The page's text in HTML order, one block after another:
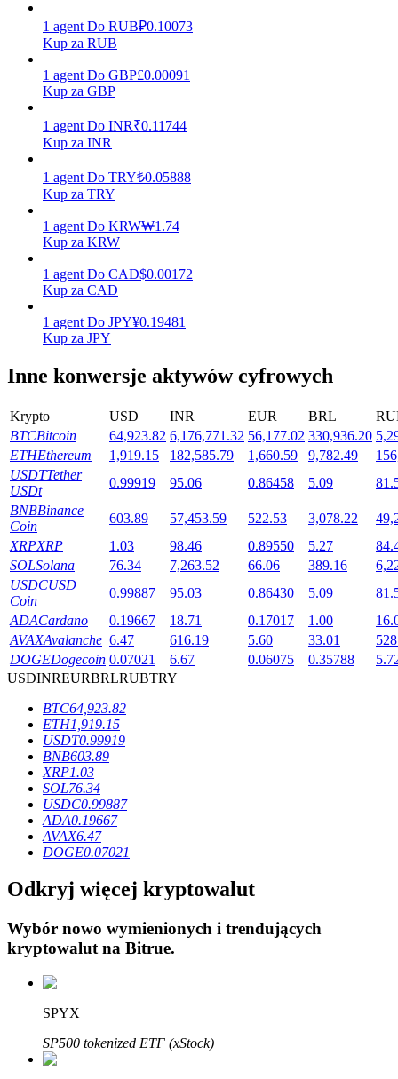
Mocna Świnka
Stawianie
Wysokie zyski i natychmiastowy dostęp
Launchpool
Elastyczne stawianie zakładów, aby zarabiać na popularnych
Blokady BTR
Ekskluzywne inwestycje dla posiadaczy BTR
1 agent Do RUB₽0.10073
Kup za RUB
1 agent Do GBP£0.00091
Kup za GBP
1 agent Do INR₹0.11744
Kup za INR
1 agent Do TRY₺0.05888
Kup za TRY
1 agent Do KRW₩1.74
Kup za KRW
1 agent Do CAD$0.00172
Kup za CAD
1 agent Do JPY¥0.19481
Kup za JPY
Inne konwersje aktywów cyfrowych
Krypto USD INR EUR BRL
BTCBitcoin 64,923.82 6,176,771.32 56,177.02 330,936.20
ETHEthereum 1,919.15 182,585.79 1,660.59 9,782.49
USDTTether
USDt
0.99919 95.06 0.86458 5.09
BNBBinance
Coin
603.89 57,453.59 522.53 3,078.22
XRPXRP 1.03 98.46 0.89550 5.27
SOLSolana 76.34 7,263.52 66.06 389.16
USDCUSD
Coin
0.99887 95.03 0.86430 5.09
ADACardano 0.19667 18.71 0.17017 1.00
AVAXAvalanche 6.47 616.19 5.60 33.01
DOGEDogecoin 0.07021 6.67 0.06075 0.35788
USDINREURBRLRUBTRY
BTC64,923.82
ETH1,919.15
USDT0.99919
BNB603.89
XRP1.03
SOL76.34
USDC0.99887
ADA0.19667
AVAX6.47
DOGE0.07021
Odkryj więcej kryptowalut
Wybór nowo wymienionych i trendujących
kryptowalut na Bitrue.
SPYX
SP500 tokenized ETF (xStock)